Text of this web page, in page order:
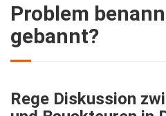
Problem
gebannt?
Rege Diskussion